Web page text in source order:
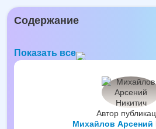
Содержание
Показать все
Автор
Михайлов Арсений